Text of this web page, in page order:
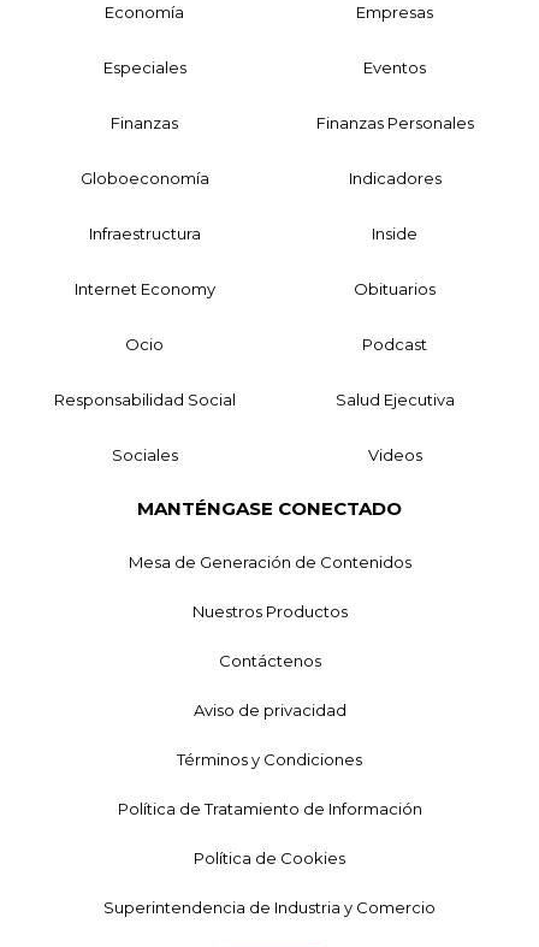
Economía Empresas
Especiales Eventos
Finanzas Finanzas Personales
Globoeconomía Indicadores
Infraestructura Inside
Internet Economy Obituarios
Ocio Podcast
Responsabilidad Social Salud Ejecutiva
Sociales Videos
MANTÉNGASE CONECTADO
Mesa de Generación de Contenidos
Nuestros Productos
Contáctenos
Aviso de privacidad
Términos y Condiciones
Política de Tratamiento de Información
Política de Cookies
Superintendencia de Industria y Comercio